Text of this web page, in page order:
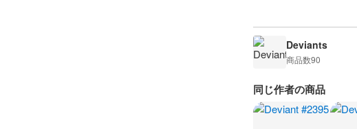
Deviants
商品数90
同じ作者の商品